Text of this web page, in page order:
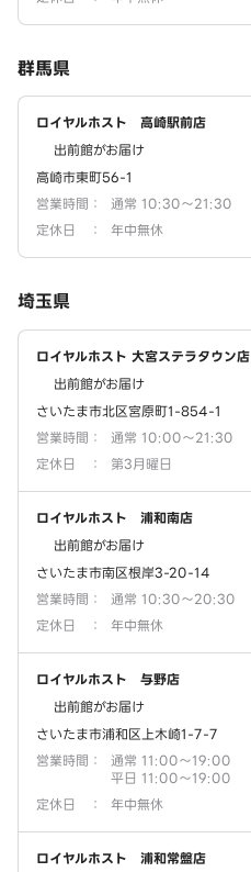
群馬県
ロイヤルホスト 高崎駅前店
出前館がお届け
高崎市東町56-1
営業時間 ：
通常 10:30～21:30
定休日
： 年中無休
埼玉県
ロイヤルホスト 大宮ステラタウン店
出前館がお届け
さいたま市北区宮原町1-854-1
営業時間 ：
通常 10:00～21:30
定休日
： 第3月曜日
ロイヤルホスト 浦和南店
出前館がお届け
さいたま市南区根岸3-20-14
営業時間 ：
通常 10:30～20:30
定休日
： 年中無休
ロイヤルホスト 与野店
出前館がお届け
さいたま市浦和区上木崎1-7-7
営業時間 ：
通常 11:00～19:00
平日 11:00～19:00
定休日
： 年中無休
ロイヤルホスト 浦和常盤店